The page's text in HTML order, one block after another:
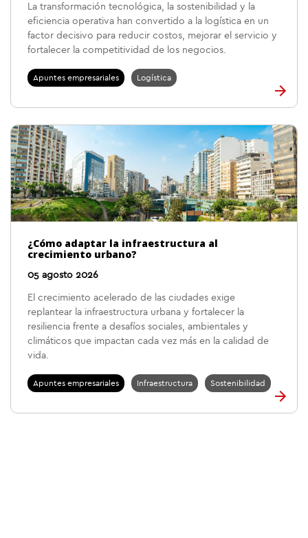
La transformación tecnológica, la sostenibilidad y la
eficiencia operativa han convertido a la logística en un
factor decisivo para reducir costos, mejorar el servicio y
fortalecer la competitividad de los negocios.
Apuntes empresariales Logística
¿Cómo adaptar la infraestructura al
crecimiento urbano?
05 agosto 2026
El crecimiento acelerado de las ciudades exige
replantear la infraestructura urbana y fortalecer la
resiliencia frente a desafíos sociales, ambientales y
climáticos que impactan cada vez más en la calidad de
vida.
Apuntes empresariales Infraestructura Sostenibilidad